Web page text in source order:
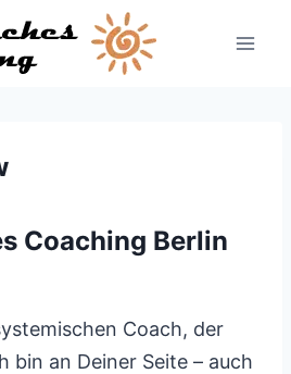
Coaching Berlin
Coach, der
bin an Deiner Seite – auch